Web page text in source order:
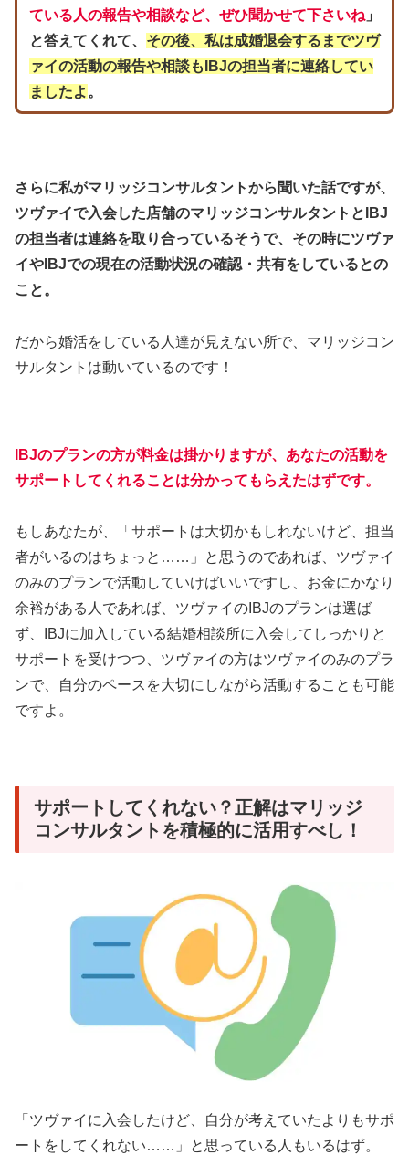
ている人の報告や相談など、ぜひ聞かせて下さいね」
と答えてくれて、 その後、私は成婚退会するまでツヴ
ァイの活動の報告や相談もIBJの担当者に連絡してい
ましたよ 。
さらに私がマリッジコンサルタントから聞いた話ですが、
ツヴァイで入会した店舗のマリッジコンサルタントとIBJ
の担当者は連絡を取り合っているそうで、その時にツヴァ
イやIBJでの現在の活動状況の確認・共有をしているとの
こと。
だから婚活をしている人達が見えない所で、マリッジコン
サルタントは動いているのです！
IBJのプランの方が料金は掛かりますが、あなたの活動を
サポートしてくれることは分かってもらえたはずです。
もしあなたが、「サポートは大切かもしれないけど、担当
者がいるのはちょっと……」と思うのであれば、ツヴァイ
のみのプランで活動していけばいいですし、お金にかなり
余裕がある人であれば、ツヴァイのIBJのプランは選ば
ず、IBJに加入している結婚相談所に入会してしっかりと
サポートを受けつつ、ツヴァイの方はツヴァイのみのプラ
ンで、自分のペースを大切にしながら活動することも可能
ですよ。
サポートしてくれない？正解はマリッジ
コンサルタントを積極的に活用すべし！
「ツヴァイに入会したけど、自分が考えていたよりもサポ
ートをしてくれない……」と思っている人もいるはず。